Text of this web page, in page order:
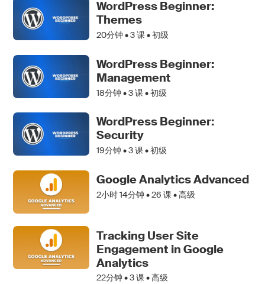
WordPress Beginner:
Themes
20分钟 •3课 • 初级
WordPress Beginner:
Management
18分钟 •3课 • 初级
WordPress Beginner:
Security
19分钟 •3课 • 初级
Google Analytics Advanced
2小时 14分钟 •26 课 • 高级
Tracking User Site
Engagement in Google
Analytics
22分钟 •3课 • 高级